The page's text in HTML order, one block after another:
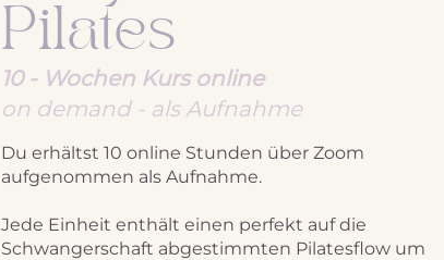
Pilates
10 - Wochen Kurs online
on demand - als Aufnahme
Du erhältst 10 online Stunden über Zoom
aufgenommen als Aufnahme.
Jede Einheit enthält einen perfekt auf die
Schwangerschaft abgestimmten Pilatesflow um